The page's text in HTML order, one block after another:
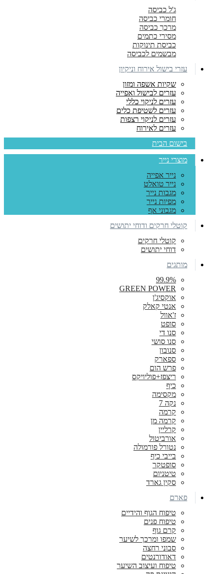
ג'ל כביסה
חומרי כביסה
מרכך כביסה
מסירי כתמים
כביסת תינוקות
מבשמים לכביסה
עזרי בישול אירוח וניקיון
שקיות אשפה ומזון
עזרים לבישול ואפייה
עזרים לניקוי כללי
עזרים לשטיפת כלים
עזרים לניקוי רצפות
עזרים לאירוח
בישום הבית
מוצרי נייר
נייר אפייה
נייר טואלט
מגבות נייר
מפיות נייר
מגבוני אף
קוטלי חרקים ודוחי יתושים
קוטלי חרקים
דוחי יתושים
מותגים
99.9%
GREEN POWER
אוקסיג'ן
אנטי קאלק
ז'אוול
סופט
סנו די
סנו סושי
סנובון
ספארק
פרש הום
ריצפז+פוליויקס
כיף
מקסימה
נקה 7
קרמה
קרמה מן
קרליין
אורביטול
נטורל פורמולה
בייבי כיף
סופטקר
טיטניום
סקין גארד
פארם
טיפוח הגוף והידיים
טיפוח פנים
קרם גוף
שמפו ומרכך לשיער
סבוני רחצה
דאודורנטים
טיפוח ועיצוב השיער